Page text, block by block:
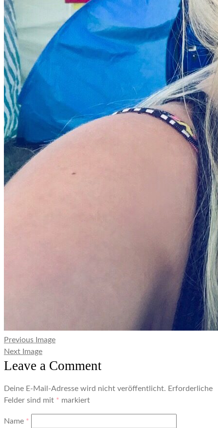
Previous Image
Next Image
Leave a Comment
Deine E-Mail-Adresse wird nicht veröffentlicht. Erforderliche
Felder sind mit * markiert
Name *